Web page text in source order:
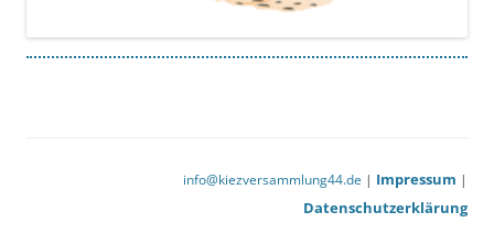
info@kiezversammlung44.de | Impressum |
Datenschutzerklärung